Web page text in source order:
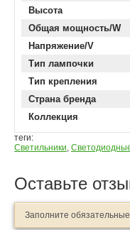
Высота
Общая мощность/W
Напряжение/V
Тип лампочки
Тип крепления
Страна бренда
Коллекция
теги:
Светильники,
Оставьте
Заполните